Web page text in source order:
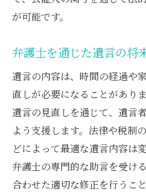
が可能です。
弁護士を通じた遺言の将
遺言の内容は、時間の経過や
直しが必要になることがあり
遺言の見直しを通じて、遺言
よう支援します。法律や税制
どによって最適な遺言内容は
弁護士の専門的な助言を受け
合わせた適切な修正を行うこ